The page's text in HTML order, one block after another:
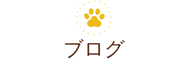
ブログ